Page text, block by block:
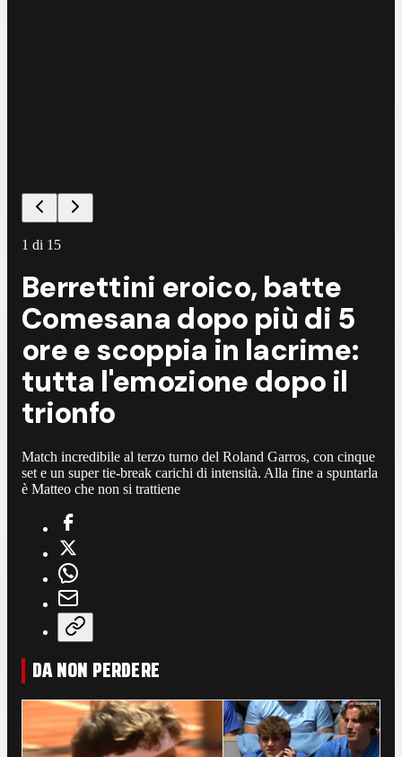
1 di 15
Berrettini eroico, batte
Comesana dopo più di 5
ore e scoppia in lacrime:
tutta l'emozione dopo il
trionfo
Match incredibile al terzo turno del Roland Garros, con cinque
set e un super tie-break carichi di intensità. Alla fine a spuntarla
è Matteo che non si trattiene
DA NON PERDERE